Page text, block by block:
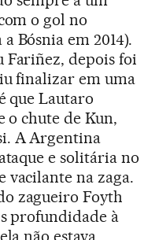
o gol no
Bósnia em 2014).
Fariñez, depois foi
finalizar em uma
que Lautaro
o chute de Kun,
A Argentina
e solitária no
vacilante na zaga.
zagueiro Foyth
profundidade à
não estava